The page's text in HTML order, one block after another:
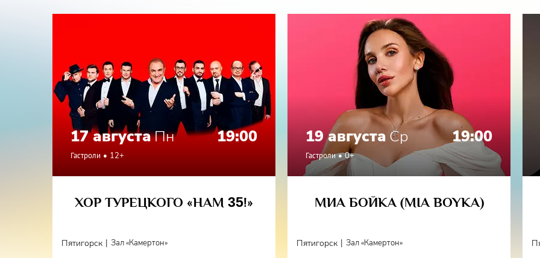
фундаментальный и основополагающий. Каждый персонаж этого
задается вопросом, как бы сложилась жизнь, если бы однажды было
Вячеслав Гугиев – не только выйдет на сцену как актёр, он придумал,
пьесу и поставил спектакль «Судьба в подарок».
Продолжительность 2 часа 30 минут (с одним антрактом).
Возрастное ограничение: 16+
Роли исполнят актёры театра и кино Елена Проклова, Антон
Сидихин, Вячеслав Гугиев, Елена Хабарова.
17 августаПн 19:00
Гастроли 12+
ХОР ТУРЕЦКОГО «НАМ 35!»
Пятигорск | Зал «Камертон»
19 августа Ср 19:00
Гастроли 0+
МИА БОЙКА (MIA BOYKA)
Пятигорск | Зал «Камертон»